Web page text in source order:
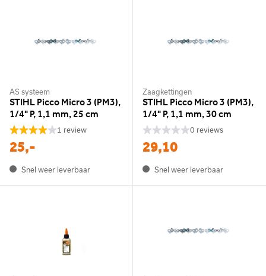
AS systeem
STIHL Picco Micro 3 (PM3),
1/4" P, 1,1 mm, 25 cm
1 review
25,-
Snel weer leverbaar
Zaagkettingen
STIHL Picco Micro 3 (PM3),
1/4" P, 1,1 mm, 30 cm
0 reviews
29,10
Snel weer leverbaar